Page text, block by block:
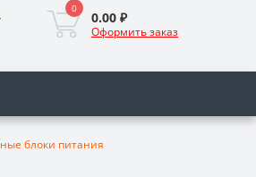
0
0.00 ₽
Оформить заказ
блоки питания